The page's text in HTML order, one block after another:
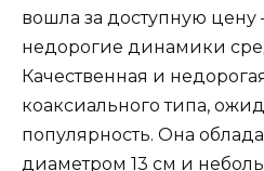
вошла за доступную цену
недорогие динамики
Качественная и
коаксиального типа,
популярность. Она
диаметром 13 см и